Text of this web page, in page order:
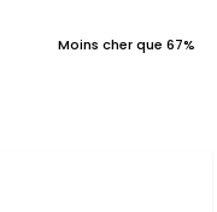
Moins cher que 67%